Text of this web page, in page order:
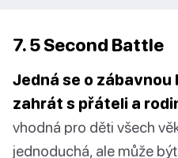
7. 5 Second Battle
Jedná se o
zahrát s přáteli a
vhodná pro děti všech
jednoduchá, ale může